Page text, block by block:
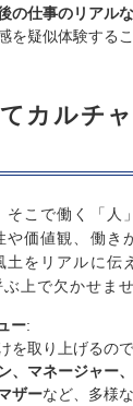
の仕事のリアル
を疑似体験する
てカルチ
こで働く「人
価値観、働き
土をリアルに伝
上で欠かせませ
ー:
を取り上げるの
、マネージャー
ザーなど、多様